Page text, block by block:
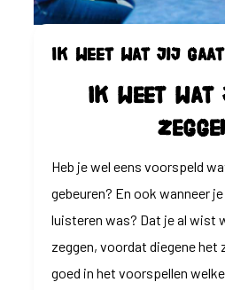
Ik weet wat jij gaat
Ik weet
Heb je wel eens voorspeld
gebeuren? En ook wanneer
luisteren was? Dat je al wist
zeggen, voordat diegene het
goed in het voorspellen